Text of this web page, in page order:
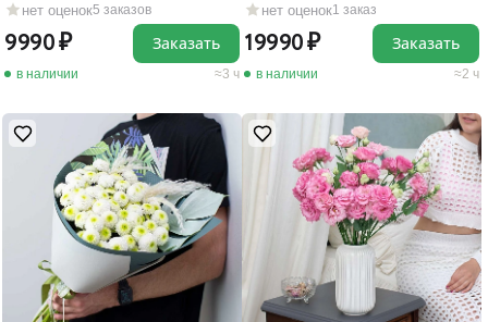
нет оценок5 заказов
9990
в наличии 3 ч
Заказать
нет оценок1 заказ
19990
в наличии 2 ч
Заказать